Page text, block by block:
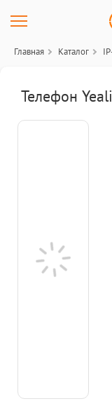
Главная Каталог
Телефон